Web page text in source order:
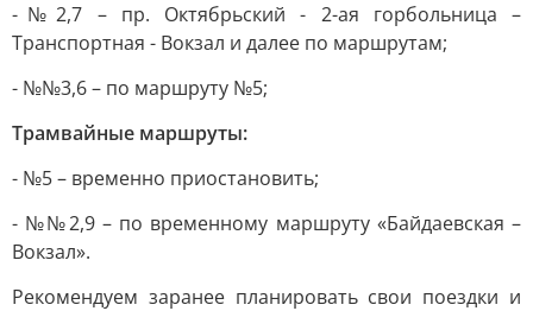
-№2,7 – пр. Октябрьский - 2-ая горбольница –
Транспортная - Вокзал и далее по маршрутам;
- №№3,6 – по маршруту №5;
Трамвайные маршруты:
- №5 – временно приостановить;
- №№2,9 – по временному маршруту «Байдаевская –
Вокзал».
Рекомендуем заранее планировать свои поездки и